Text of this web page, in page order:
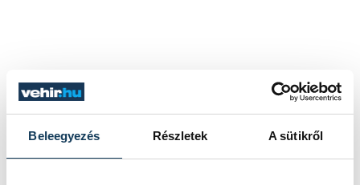
Beleegyezés Részletek A sütikről